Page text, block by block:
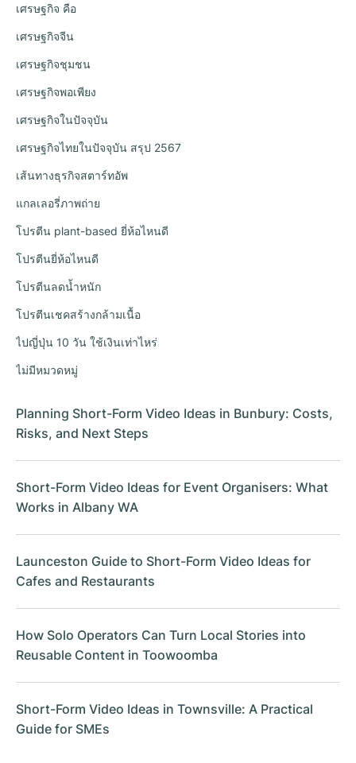
เศรษฐกิจ คือ
เศรษฐกิจจีน
เศรษฐกิจชุมชน
เศรษฐกิจพอเพียง
เศรษฐกิจในปัจจุบัน
เศรษฐกิจไทยในปัจจุบัน สรุป 2567
เส้นทางธุรกิจสตาร์ทอัพ
แกลเลอรี่ภาพถ่าย
โปรตีน plant-based ยี่ห้อไหนดี
โปรตีนยี่ห้อไหนดี
โปรตีนลดน้ำหนัก
โปรตีนเชคสร้างกล้ามเนื้อ
ไปญี่ปุ่น 10 วัน ใช้เงินเท่าไหร่
ไม่มีหมวดหมู่
Planning Short-Form Video Ideas in Bunbury: Costs,
Risks, and Next Steps
Short-Form Video Ideas for Event Organisers: What
Works in Albany WA
Launceston Guide to Short-Form Video Ideas for
Cafes and Restaurants
How Solo Operators Can Turn Local Stories into
Reusable Content in Toowoomba
Short-Form Video Ideas in Townsville: A Practical
Guide for SMEs